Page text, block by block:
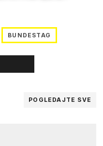
BUNDESTAG
POGLEDAJTE SVE